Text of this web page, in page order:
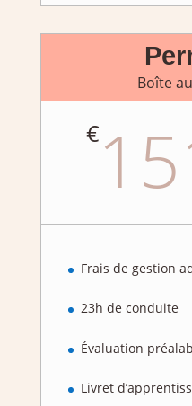
Boîte
€
Frais de gestion
23h de conduite
Évaluation
Livret